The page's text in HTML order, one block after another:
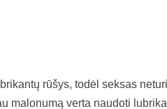
rūšys, todėl seksas
malonumą verta naudoti